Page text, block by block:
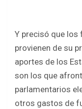
Y precisó que los
provienen de su
aportes de los
son los que
parlamentarios
otros gastos de